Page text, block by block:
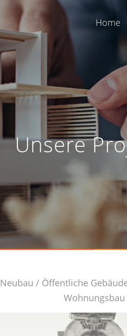
Home
Unsere
Neubau / Öffentliche
Wohnungsbau